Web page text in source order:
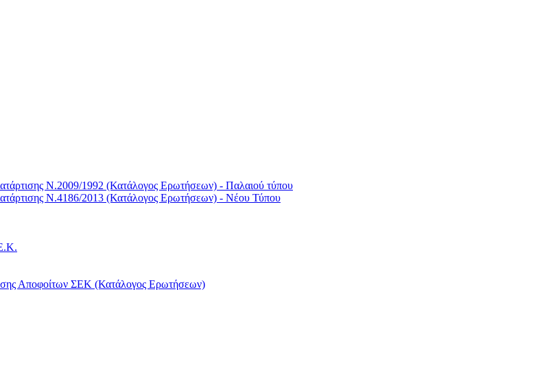
Ν.2009/1992 (Κατάλογος Ερωτήσεων) - Παλαιού τύπου
Ν.4186/2013 (Κατάλογος Ερωτήσεων) - Νέου Τύπου
Αποφοίτων ΣΕΚ (Κατάλογος Ερωτήσεων)